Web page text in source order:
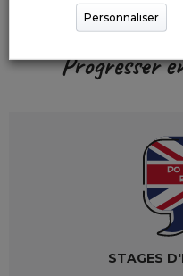
Progresser
STAGES
Personnaliser